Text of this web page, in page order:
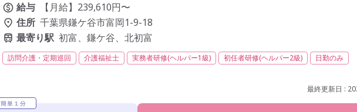
給与
【月給】239,610円〜
住所 千葉県鎌ケ谷市富岡1-9-18
最寄り駅 初富、鎌ケ谷、北初富
訪問介護・定期巡回 介護福祉士 実務者研修(ヘルパー1級) 初任者研修(ヘルパー2級)
日勤のみ
最終更新日 :
簡単１分